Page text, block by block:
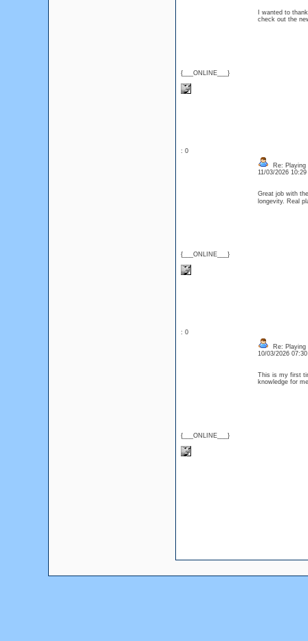
{___ONLINE___}
I wanted to
check out the
: 0
{___ONLINE___}
Re: Playing
11/03/2026
Great job with
longevity. Real
: 0
{___ONLINE___}
Re: Playing
10/03/2026
This is my first
knowledge for